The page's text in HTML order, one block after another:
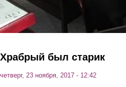
Храбрый был старик
четверг, 23 ноября, 2017 - 12:42